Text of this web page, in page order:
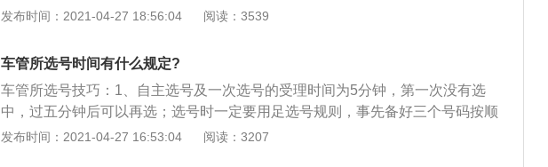
记，中型车、二手车还不能进行网上选牌；3、未办理机动车注册登记或已经办
前准备好身份证，需要输入身份证号码，自己的身份证最好烂熟于心，有的地方
只要求输入身份证后四位；5、输入的三个号牌号码都已被选走时，可使用近似
号查询功能，选号机会按照你所输入的第一个号码编排规则给出6个近似号，可
从这6个号码里进行选择。
发布时间：2021-04-27 18:56:04 阅读：3539
车管所选号时间有什么规定?
车管所选号技巧：1、自主选号及一次选号的受理时间为5分钟，第一次没有选
中，过五分钟后可以再选；选号时一定要用足选号规则，事先备好三个号码按顺
序排列，在选号机上选择输入；2、输入的三个号牌号码都已被选走时，可使用
发布时间：2021-04-27 16:53:04 阅读：3207